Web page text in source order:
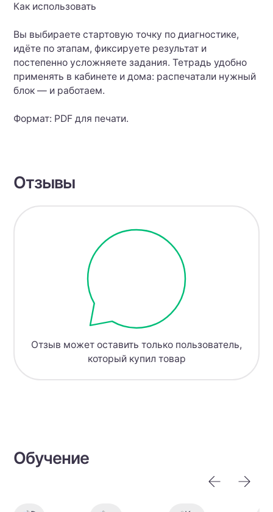
Как использовать
Вы выбираете стартовую точку по диагностике,
идёте по этапам, фиксируете результат и
постепенно усложняете задания. Тетрадь удобно
применять в кабинете и дома: распечатали нужный
блок — и работаем.
Формат: PDF для печати.
Отзывы
Отзыв может оставить только пользователь,
который купил товар
Обучение